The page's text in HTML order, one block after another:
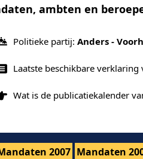
ambten en
Politieke partij: Anders -
Laatste beschikbare verklaring
Wat is de publicatiekalender
2007 Mandaten